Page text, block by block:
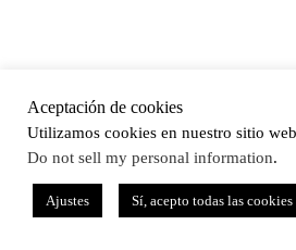
Aceptación de cookies
Utilizamos cookies en nuestro sitio
Do not sell my personal information.
Ajustes Sí, acepto todas las cookies